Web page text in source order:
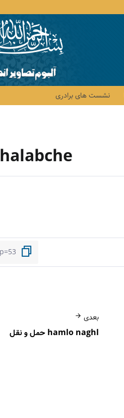
نشست های برادری
halabche حلبچه
بعدی
hamlo naghl حمل و نقل